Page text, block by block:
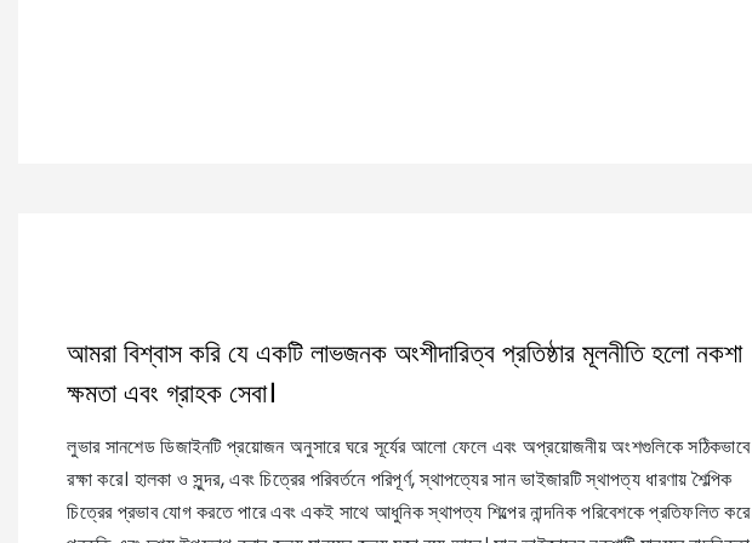
আমরা বিশ্বাস করি যে একটি লাভজনক অংশীদারিত্ব প্রতিষ্ঠার মূলনীতি হলো নকশা
ক্ষমতা এবং গ্রাহক সেবা।
লুভার সানশেড ডিজাইনটি প্রয়োজন অনুসারে ঘরে সূর্যের আলো ফেলে এবং অপ্রয়োজনীয় অংশগুলিকে সঠিকভাবে
রক্ষা করে। হালকা ও সুন্দর, এবং চিত্রের পরিবর্তনে পরিপূর্ণ, স্থাপত্যের সান ভাইজারটি স্থাপত্য ধারণায় শৈল্পিক
চিত্রের প্রভাব যোগ করতে পারে এবং একই সাথে আধুনিক স্থাপত্য শিল্পের নান্দনিক পরিবেশকে প্রতিফলিত করে